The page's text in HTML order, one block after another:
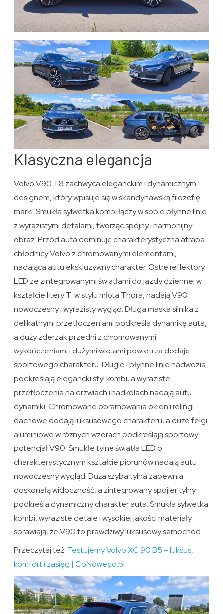
Klasyczna elegancja
Volvo V90 T8 zachwyca eleganckim i dynamicznym
designem, który wpisuje się w skandynawską filozofię
marki. Smukła sylwetka kombi łączy w sobie płynne linie
z wyrazistymi detalami, tworząc spójny i harmonijny
obraz. Przód auta dominuje charakterystyczna atrapa
chłodnicy Volvo z chromowanymi elementami,
nadająca autu ekskluzywny charakter. Ostre reflektory
LED ze zintegrowanymi światłami do jazdy dziennej w
kształcie litery T w stylu młota Thora, nadają V90
nowoczesny i wyrazisty wygląd. Długa maska silnika z
delikatnymi przetłoczeniami podkreśla dynamikę auta,
a duży zderzak przedni z chromowanymi
wykończeniami i dużymi wlotami powietrza dodaje
sportowego charakteru. Długie i płynne linie nadwozia
podkreślają elegancki styl kombi, a wyraziste
przetłoczenia na drzwiach i nadkolach nadają autu
dynamiki. Chromowane obramowania okien i relingi
dachowe dodają luksusowego charakteru, a duże felgi
aluminiowe w różnych wzorach podkreślają sportowy
potencjał V90. Smukłe tylne światła LED o
charakterystycznym kształcie piorunów nadają autu
nowoczesny wygląd. Duża szyba tylna zapewnia
doskonałą widoczność, a zintegrowany spojler tylny
podkreśla dynamiczny charakter auta. Smukła sylwetka
kombi, wyraziste detale i wysokiej jakości materiały
sprawiają, że V90 to prawdziwy luksusowy samochód.
Przeczytaj też: Testujemy Volvo XC 90 B5 – luksus,
komfort i zasięg | CoNowego.pl